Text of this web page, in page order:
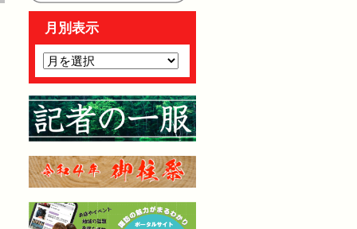
月別表示